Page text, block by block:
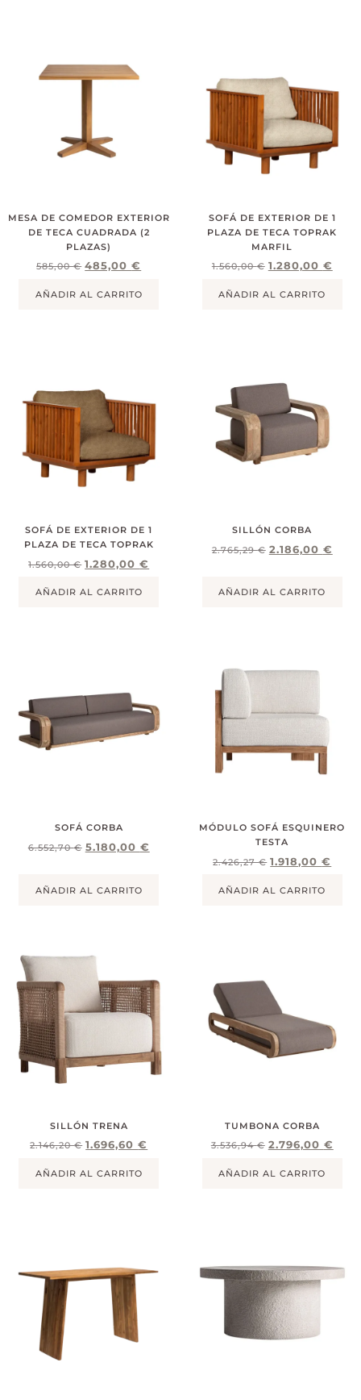
MESA DE COMEDOR EXTERIOR
DE TECA CUADRADA (2
PLAZAS)
585,00€ 485,00€
AÑADIR AL CARRITO
SOFÁ DE EXTERIOR DE 1
PLAZA DE TECA TOPRAK
MARFIL
1.560,00€ 1.280,00 €
AÑADIR AL CARRITO
SOFÁ DE EXTERIOR DE 1
PLAZA DE TECA TOPRAK
1.560,00€ 1.280,00€
AÑADIR AL CARRITO
SILLÓN CORBA
2.765,29€ 2.186,00 €
AÑADIR AL CARRITO
SOFÁ CORBA
6.552,70€ 5.180,00 €
AÑADIR AL CARRITO
MÓDULO SOFÁ ESQUINERO
TESTA
2.426,27€ 1.918,00€
AÑADIR AL CARRITO
SILLÓN TRENA
2.146,20€ 1.696,60€
AÑADIR AL CARRITO
TUMBONA CORBA
3.536,94€ 2.796,00 €
AÑADIR AL CARRITO